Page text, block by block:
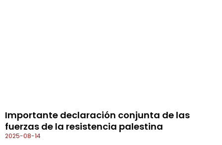
Importante declaración conjunta de las
fuerzas de la resistencia palestina
2025-08-14